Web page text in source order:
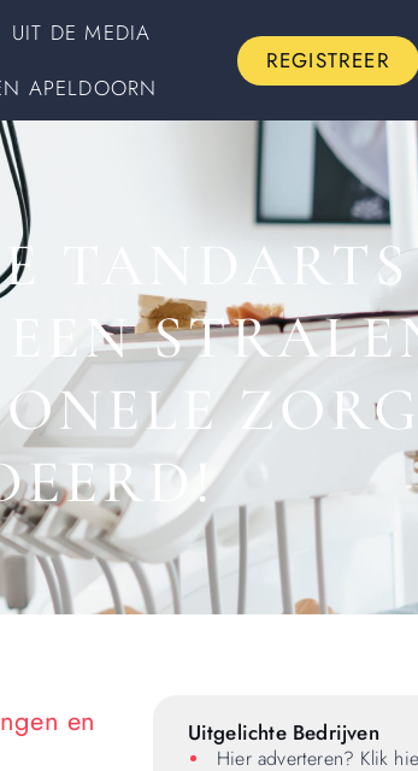
UIT DE MEDIA
APELDOORN
REGISTREER
ZORG
en
Uitgelichte Bedrijven
Hier adverteren? Klik